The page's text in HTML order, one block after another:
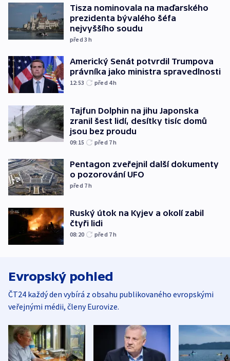
Tisza nominovala na maďarského
prezidenta bývalého šéfa
nejvyššího soudu
před 3h
Americký Senát potvrdil Trumpova
právníka jako ministra spravedlnosti
12:53 před 4h
Tajfun Dolphin na jihu Japonska
zranil šest lidí, desítky tisíc domů
jsou bez proudu
09:15 před 7h
Pentagon zveřejnil další dokumenty
o pozorování UFO
před 7h
Ruský útok na Kyjev a okolí zabil
čtyři lidi
08:20 před 7h
Evropský pohled
ČT24 každý den vybírá z obsahu publikovaného evropskými
veřejnými médii, členy Eurovize.